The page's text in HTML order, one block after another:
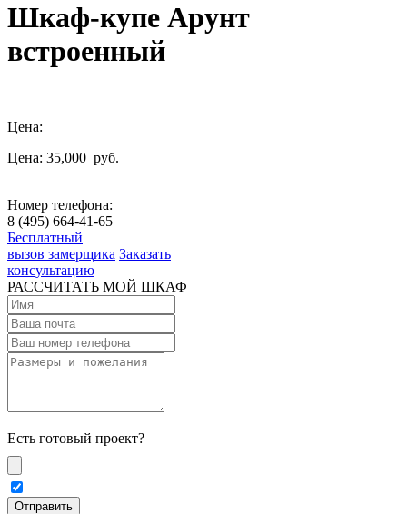
Шкаф-купе Арунт
встроенный
Цена:
Цена: 35,000 руб.
Номер телефона:
8 (495) 664-41-65
Бесплатный
вызов замерщика Заказать
консультацию
РАССЧИТАТЬ МОЙ ШКАФ
Есть готовый проект?